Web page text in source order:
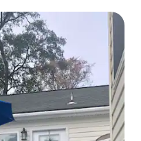
destacados